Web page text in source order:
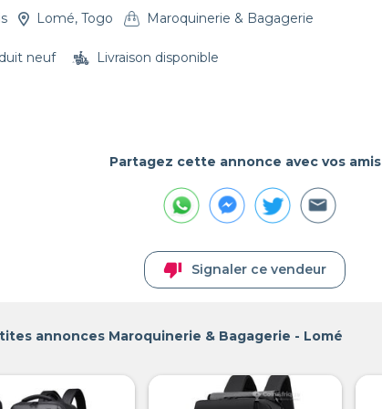
Lomé, Togo Maroquinerie & Bagagerie
neuf Livraison disponible
Partagez cette annonce avec vos amis
thumb_down Signaler ce vendeur
annonces Maroquinerie & Bagagerie - Lomé